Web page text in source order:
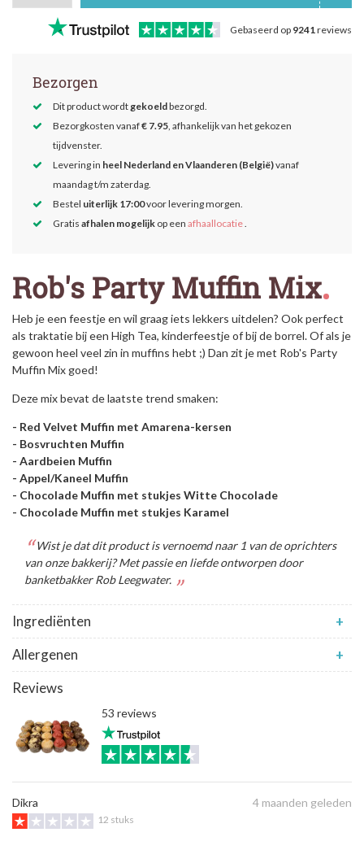
Gebaseerd op 9241reviews
Bezorgen
Dit product wordtgekoeldbezorgd.
Bezorgkosten vanaf€ 7.95, afhankelijk van het gekozen
tijdvenster.
Levering in heel Nederland en Vlaanderen (België)vanaf
maandag t/m zaterdag.
Bestel uiterlijk 17:00voor levering morgen.
Gratis afhalen mogelijk op een afhaallocatie.
Rob's Party Muffin Mix
Heb je een feestjeen wil graag iets lekkers uitdelen? Ook perfect
als traktatie bij een High Tea, kinderfeestje of bij de borrel. Of als je
gewoon heel veel zin in muffins hebt ;) Dan zit je met Rob's Party
Muffin Mix goed!
Deze mix bevat de laatste trend smaken:
- Red Velvet Muffin met Amarena-kersen
- Bosvruchten Muffin
- Aardbeien Muffin
- Appel/Kaneel Muffin
- Chocolade Muffin met stukjes Witte Chocolade
- Chocolade Muffin met stukjes Karamel
Ingrediënten
+
Allergenen
+
Wist je dat dit product is vernoemd naar 1 van de oprichters
van onze bakkerij? Met passie en liefde ontworpen door
banketbakker Rob Leegwater.
Reviews
53 reviews
Dikra 4 maanden geleden
12 stuks